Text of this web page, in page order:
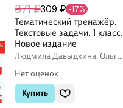
371 ₽309 ₽ -17%
Тематический тренажёр.
Текстовые задачи. 1 класс.
Новое издание
Людмила Давыдкина, Ольга
Нет оценок
Купить